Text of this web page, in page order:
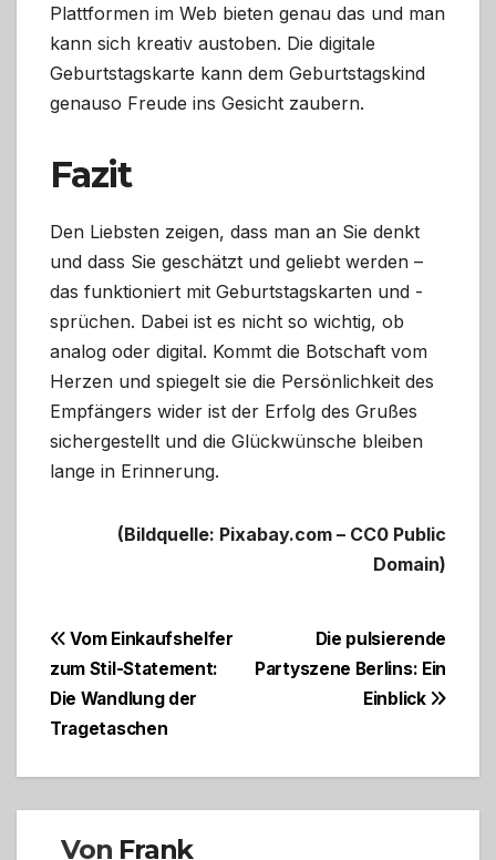
Plattformen im Web bieten genau das und man
kann sich kreativ austoben. Die digitale
Geburtstagskarte kann dem Geburtstagskind
genauso Freude ins Gesicht zaubern.
Fazit
Den Liebsten zeigen, dass man an Sie denkt
und dass Sie geschätzt und geliebt werden –
das funktioniert mit Geburtstagskarten und -
sprüchen. Dabei ist es nicht so wichtig, ob
analog oder digital. Kommt die Botschaft vom
Herzen und spiegelt sie die Persönlichkeit des
Empfängers wider ist der Erfolg des Grußes
sichergestellt und die Glückwünsche bleiben
lange in Erinnerung.
(Bildquelle: Pixabay.com – CC0 Public
Domain)
BeitragsnavigationDie pulsierende
Partyszene Berlins: Ein
Einblick
Vom Einkaufshelfer
zum Stil-Statement:
Die Wandlung der
Tragetaschen
Von Frank